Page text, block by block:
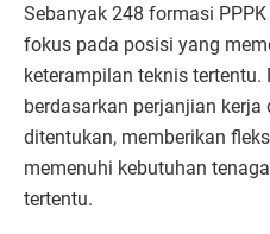
Sebanyak 248 formasi
fokus pada posisi yang
keterampilan teknis tertentu.
berdasarkan perjanjian
ditentukan, memberikan
memenuhi kebutuhan
tertentu.